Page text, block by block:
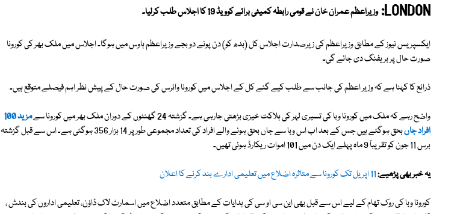
LONDON: وزیراعظم عمران خان نے قومی رابطہ کمیٹی برائے کوویڈ 19 کا اجلاس طلب کرلیا۔
ایکسپریس نیوز کے مطابق وزیراعظم کی زیرصدارت اجلاس کل (بدھ کو) دن پونے دو بجے وزیراعظم ہاوس میں ہوگا۔ اجلاس میں ملک بھر کی کورونا
صورت حال پر بریفنگ دی جائے گی۔
ذرائع کا کہنا ہے کہ وزیر اعظم کی جانب سے طلب کیے گئے کل کے اجلاس میں کورونا وائرس کی صورت حال کے پیش نظر اہم فیصلے متوقع ہیں۔
واضح رہے کہ ملک میں کورونا وبا کی تسیری لہر کی ہلاکت خیزی بڑھتی جارہی ہے۔ گزشتہ 24 گھنٹوں کے دوران ملک بھر میں کورونا سے
مزید 100
افراد جاں
بحق ہوگئے ہیں جس کے بعد اب اس وبا سے جاں بحق ہونے والے افراد کی تعداد مجموعی طور پر 14 ہزار 356 ہوگئی ہے۔ اس سے قبل گزشتہ
برس 11 جون کو تقریباً 9 ماہ پہلے ایک دن میں 101 اموات ریکارڈ ہوئی تھیں۔
یہ خبر بھی پڑھیے:11 اپریل تک کورونا سے متاثرہ اضلاع میں تعلیمی ادارے بند کرنے کا اعلان
کورونا وبا کی روک تھام کے لیے اس سے قبل بھی این سی او سی کی ہدایات کے مطابق متعدد اضلاع میں اسمارٹ لاک ڈاؤن، تعلیمی اداروں کی بندش ،